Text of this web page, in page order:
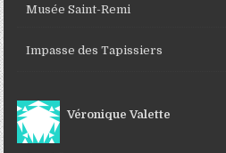
Musée Saint-Remi
Impasse des Tapissiers
Véronique Valette